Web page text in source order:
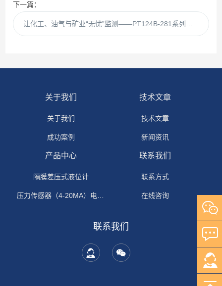
下一篇：
关于我们
关于我们
成功案例
技术文章
技术文章
新闻资讯
产品中心
隔膜差压式液位计
压力传感器（4-20MA）电流输出
联系我们
联系方式
在线咨询
联系我们